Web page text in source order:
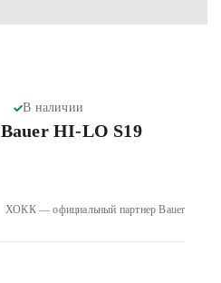
В наличии
HI-LO S19
ХОКК — официальный партнер Bauer